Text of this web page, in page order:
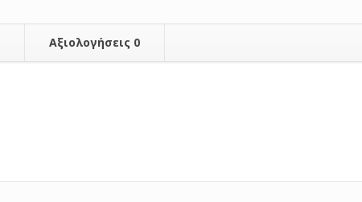
Αξιολογήσεις 0